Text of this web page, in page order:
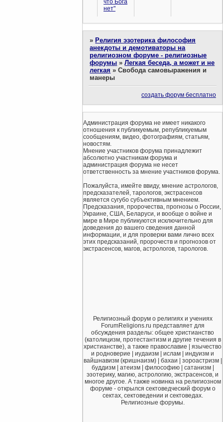
нет"
»Религия эзотерика философия
анекдоты и демотиваторы на
религиозном форуме - религиозные
форумы »Легкая беседа, а может и не
легкая »Свобода самовыражения и
манеры
создать форум бесплатно
Администрация форума не имеет никакого
отношения к публикуемым, републикуемым
сообщениям, видео, фотографиям, статьям,
новостям.
Мнение участников форума принадлежит
абсолютно участникам форума и
администрация форума не несет
ответственность за мнение участников форума.
Пожалуйста, имейте ввиду, мнение астрологов,
предсказателей, тарологов, экстрасенсов
является сугубо субъективным мнением.
Предсказания, пророчества, прогнозы о России,
Украине, США, Беларуси, и вообще о войне и
мире в Мире публикуются исключительно для
доведения до вашего сведения данной
информации, и для проверки вами лично всех
этих предсказаний, пророчеств и прогнозов от
экстрасенсов, магов, астрологов, тарологов.
Религиозный форум о религиях и учениях
ForumReligions.ru представляет для
обсуждения разделы: общее христианство
(католицизм, протестантизм и другие течения в
христианстве), а также православие | язычество
и родноверие | иудаизм | ислам | индуизм и
вайшнавизм (кришнаизм) | бахаи | зороастризм |
буддизм | атеизм | философию | сатанизм |
эзотерику, магию, астрологию, экстрасенсов, и
многое другое. А также новинка на религиозном
форуме - открылся сектоведческий форум о
сектах, сектоведении и сектоведах.
Религиозные форумы.